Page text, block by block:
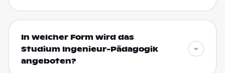
In welcher Form wird das
Studium Ingenieur-Pädagogik
angeboten?